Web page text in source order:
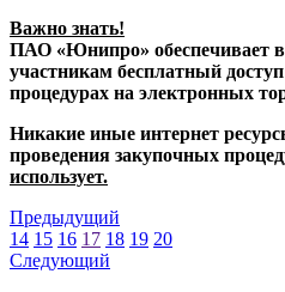
Важно знать!
ПАО «Юнипро» обеспечивает
участникам бесплатный
процедурах на электронных
Никакие иные интернет
проведения закупочных
использует.
Предыдущий
14 15 16 17 18 19 20
Следующий